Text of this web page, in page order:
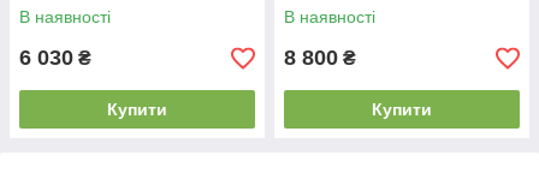
В наявності
6 030 ₴
Купити
В наявності
8 800 ₴
Купити